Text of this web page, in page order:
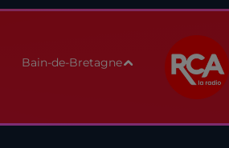
Bain-de-Bretagne